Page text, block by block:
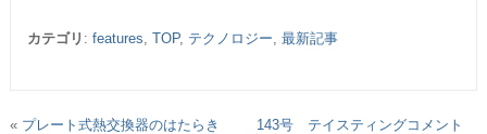
カテゴリ : features TOP, テクノロジー 最新記事
« プレート式熱交換器のはたらき
143号 テイスティングコメント